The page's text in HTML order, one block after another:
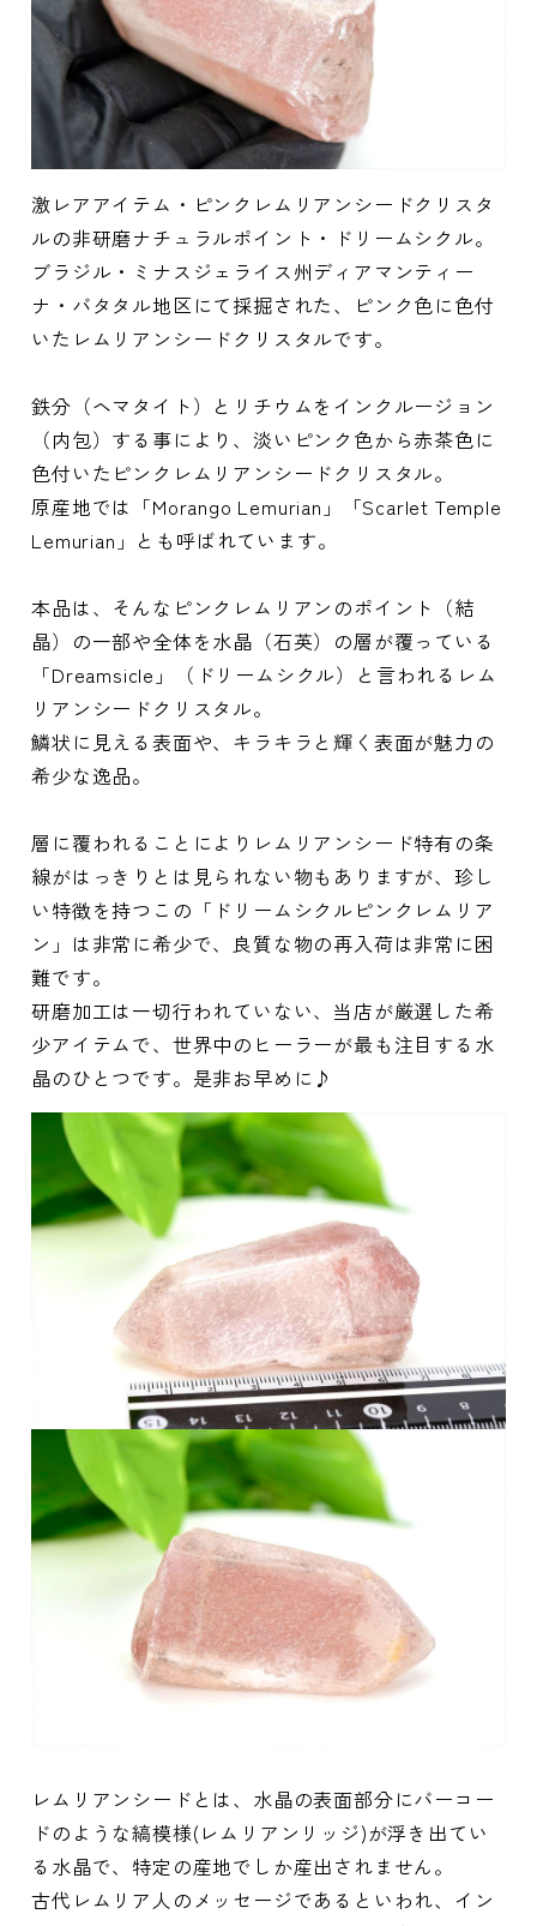
激レアアイテム・ピンクレムリアンシードクリスタ
ルの非研磨ナチュラルポイント・ドリームシクル。
ブラジル・ミナスジェライス州ディアマンティー
ナ・バタタル地区にて採掘された、ピンク色に色付
いたレムリアンシードクリスタルです。
鉄分（ヘマタイト）とリチウムをインクルージョン
（内包）する事により、淡いピンク色から赤茶色に
色付いたピンクレムリアンシードクリスタル。
原産地では「Morango Lemurian」「Scarlet Temple
Lemurian」とも呼ばれています。
本品は、そんなピンクレムリアンのポイント（結
晶）の一部や全体を水晶（石英）の層が覆っている
「Dreamsicle」（ドリームシクル）と言われるレム
リアンシードクリスタル。
鱗状に見える表面や、キラキラと輝く表面が魅力の
希少な逸品。
層に覆われることによりレムリアンシード特有の条
線がはっきりとは見られない物もありますが、珍し
い特徴を持つこの「ドリームシクルピンクレムリア
ン」は非常に希少で、良質な物の再入荷は非常に困
難です。
研磨加工は一切行われていない、当店が厳選した希
少アイテムで、世界中のヒーラーが最も注目する水
晶のひとつです。是非お早めに♪
レムリアンシードとは、水晶の表面部分にバーコー
ドのような縞模様(レムリアンリッジ)が浮き出てい
る水晶で、特定の産地でしか産出されません。
古代レムリア人のメッセージであるといわれ、イン